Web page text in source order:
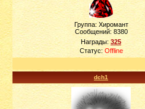
Группа: Хиромант
Сообщений: 8380
Награды:325
Статус: Offline
dch1